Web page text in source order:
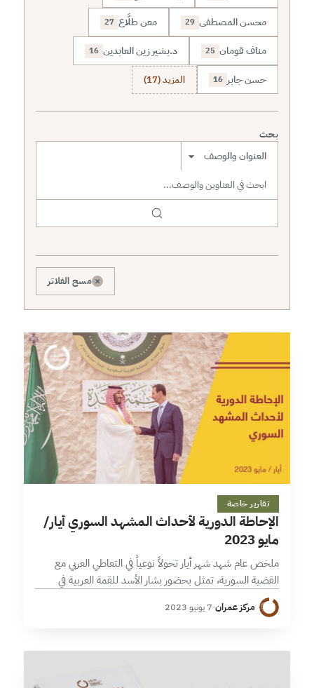
محسن المصطفى 29 معن طلَّاع 27
مناف قومان 25 د.بشير زين العابدين 16
حسن جابر 16 المزيد (17)
بحث
نطاق البحث
× مسح الفلاتر
7 دقائق
تقارير خاصة
الإحاطة الدورية لأحداث المشهد السوري أيار/
مايو 2023
ملخص عام شهد شهر أيار تحولاً نوعياً في التعاطي العربي مع
القضية السورية، تمثل بحضور بشار الأسد للقمة العربية في
السعودية بعد قطيعة استمر لأكثر من عقد. الحدث الذي اعتبره…
مركز عمران·7 يونيو 2023